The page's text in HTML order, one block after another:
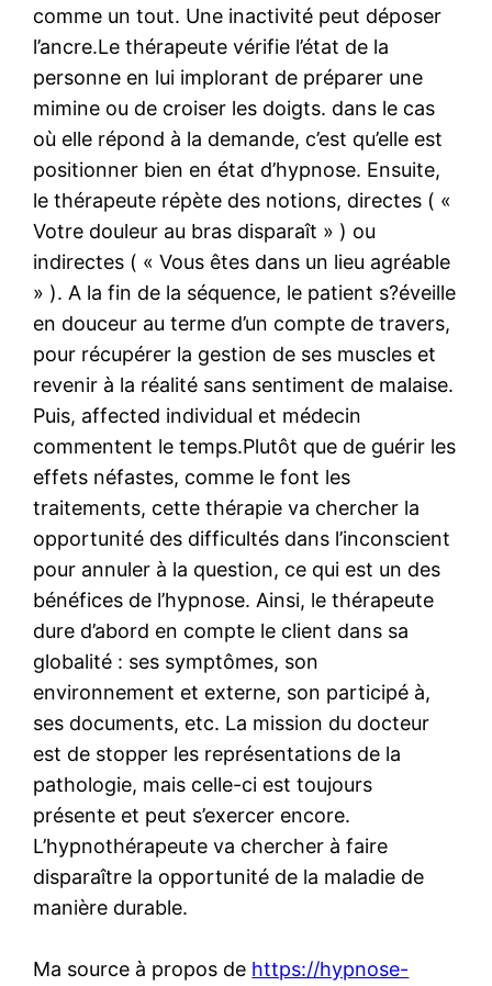
comme un tout. Une inactivité peut déposer
l’ancre.Le thérapeute vérifie l’état de la
personne en lui implorant de préparer une
mimine ou de croiser les doigts. dans le cas
où elle répond à la demande, c’est qu’elle est
positionner bien en état d’hypnose. Ensuite,
le thérapeute répète des notions, directes ( «
Votre douleur au bras disparaît » ) ou
indirectes ( « Vous êtes dans un lieu agréable
» ). A la fin de la séquence, le patient s?éveille
en douceur au terme d’un compte de travers,
pour récupérer la gestion de ses muscles et
revenir à la réalité sans sentiment de malaise.
Puis, affected individual et médecin
commentent le temps.Plutôt que de guérir les
effets néfastes, comme le font les
traitements, cette thérapie va chercher la
opportunité des difficultés dans l’inconscient
pour annuler à la question, ce qui est un des
bénéfices de l’hypnose. Ainsi, le thérapeute
dure d’abord en compte le client dans sa
globalité : ses symptômes, son
environnement et externe, son participé à,
ses documents, etc. La mission du docteur
est de stopper les représentations de la
pathologie, mais celle-ci est toujours
présente et peut s’exercer encore.
L’hypnothérapeute va chercher à faire
disparaître la opportunité de la maladie de
manière durable.
Ma source à propos de https://hypnose-